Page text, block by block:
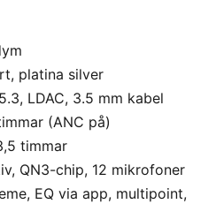
platina silver
LDAC, 3.5 mm kabel
(ANC på)
timmar
QN3-chip, 12 mikrofoner
EQ via app, multipoint,